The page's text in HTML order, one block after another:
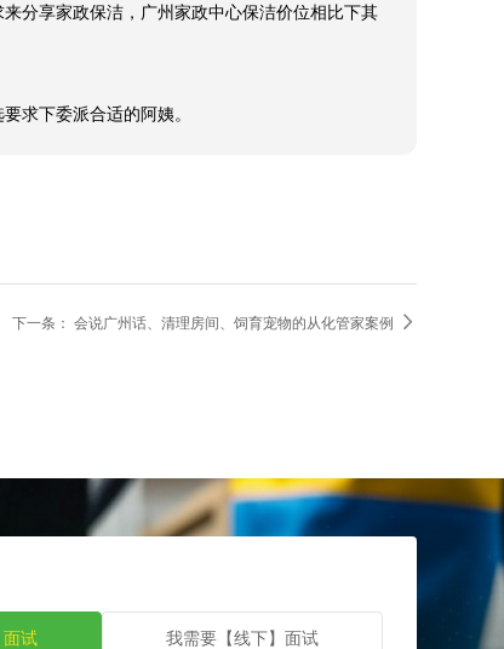
分享家政保洁，广州家政中心保洁价位相比下其
求下委派合适的阿姨。
下一条： 会说广州话、清理房间、饲育宠物的从化管家案例 
面试 我需要【线下】面试